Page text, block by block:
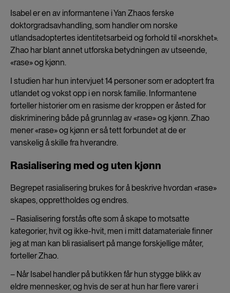
Isabel er en av informantene i Yan Zhaos ferske
doktorgradsavhandling, som handler om norske
utlandsadoptertes identitetsarbeid og forhold til «norskhet».
Zhao har blant annet utforska betydningen av utseende,
«rase» og kjønn.
I studien har hun intervjuet 14 personer som er adoptert fra
utlandet og vokst opp i en norsk familie. Informantene
forteller historier om en rasisme der kroppen er åsted for
diskriminering både på grunnlag av «rase» og kjønn. Zhao
mener «rase» og kjønn er så tett forbundet at de er
vanskelig å skille fra hverandre.
Rasialisering med og uten kjønn
Begrepet rasialisering brukes for å beskrive hvordan «rase»
skapes, opprettholdes og endres.
– Rasialisering forstås ofte som å skape to motsatte
kategorier, hvit og ikke-hvit, men i mitt datamateriale finner
jeg at man kan bli rasialisert på mange forskjellige måter,
forteller Zhao.
– Når Isabel handler på butikken får hun stygge blikk av
eldre mennesker, og hvis de ser at hun har flere varer i